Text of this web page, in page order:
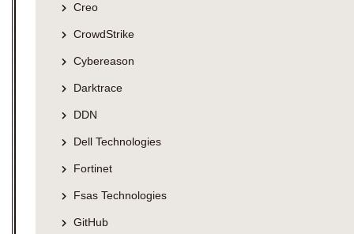
Creo
CrowdStrike
Cybereason
Darktrace
DDN
Dell Technologies
Fortinet
Fsas Technologies
GitHub